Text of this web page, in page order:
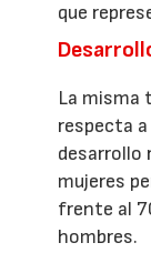
que
La misma
respecta
desarrollo
mujeres
frente al
hombres.